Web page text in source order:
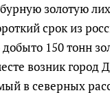
золотую
срок из
150 тонн
возник город
в северных